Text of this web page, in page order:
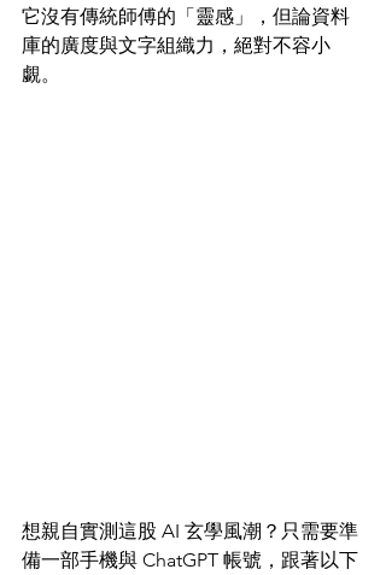
它沒有傳統師傅的「靈感」，但論資料
庫的廣度與文字組織力，絕對不容小
覷。
想親自實測這股 AI 玄學風潮？只需要準
備一部手機與 ChatGPT 帳號，跟著以下